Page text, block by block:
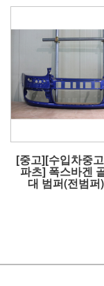
[중고][수입차중
파츠] 폭스바겐
대 범퍼(전범